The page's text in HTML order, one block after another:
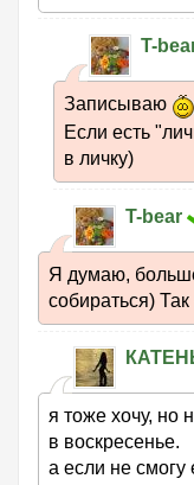
T-
Записываю
Если есть
в личку)
T-bear
Я думаю,
собираться)
я тоже хочу, но
в воскресенье.
а если не